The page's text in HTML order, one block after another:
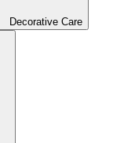
Decorative Care